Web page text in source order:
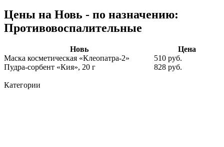
Цены на Новь - по назначению:
Противовоспалительные
Новь
Цена
Маска косметическая «Клеопатра-2»
510 руб.
Пудра-сорбент «Кия», 20 г
828 руб.
Категории